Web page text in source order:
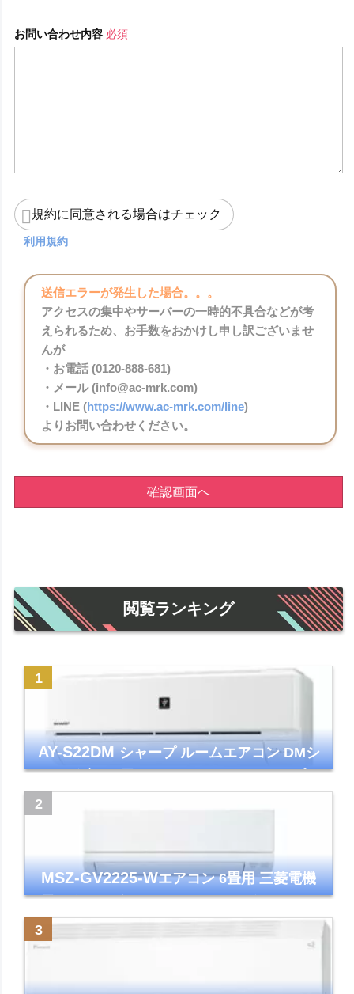
お問い合わせ内容 必須
規約に同意される場合はチェック
利用規約
送信エラーが発生した場合。。。
アクセスの集中やサーバーの一時的不具合などが考
えられるため、お手数をおかけし申し訳ございませ
んが
・お電話 (0120-888-681)
・メール (info@ac-mrk.com)
・LINE (https://www.ac-mrk.com/line)
よりお問い合わせください。
確認画面へ
閲覧ランキング
AY-S22DMシャープ ルームエアコン DMシ
リーズ 主に6畳 ホワイト 2024年モデル プラ
MSZ-GV2225-Wエアコン 6畳用 三菱電機
霧ヶ峰 2025年モデル GVシリーズ ピュアホ
ワイト 清潔 除湿 単相100V